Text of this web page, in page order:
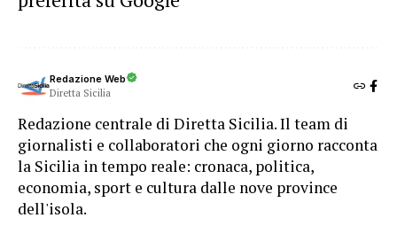
Redazione Web
Diretta Sicilia
Redazione centrale di Diretta Sicilia. Il team di
giornalisti e collaboratori che ogni giorno racconta
la Sicilia in tempo reale: cronaca, politica,
economia, sport e cultura dalle nove province
dell'isola.